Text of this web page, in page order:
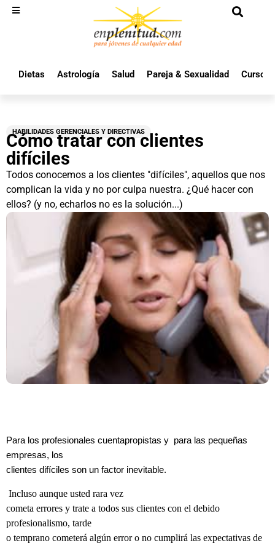
Dietas Astrología Salud Pareja & Sexualidad Cursos
HABILIDADES GERENCIALES Y DIRECTIVAS
Cómo tratar con clientes
difíciles
Todos conocemos a los clientes "difíciles", aquellos que nos
complican la vida y no por culpa nuestra. ¿Qué hacer con
ellos? (y no, echarlos no es la solución...)
Para los profesionales cuentapropistas y para las pequeñas
empresas, los
clientes difíciles son un factor inevitable.
Incluso aunque usted rara vez
cometa errores y trate a todos sus clientes con el debido
profesionalismo, tarde
o temprano cometerá algún error o no cumplirá las expectativas de